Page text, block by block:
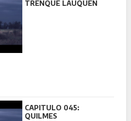
TRENQUE LAUQUEN
CAPITULO 045:
QUILMES